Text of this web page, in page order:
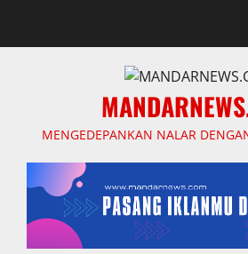
MENGEDEPANKAN NALAR